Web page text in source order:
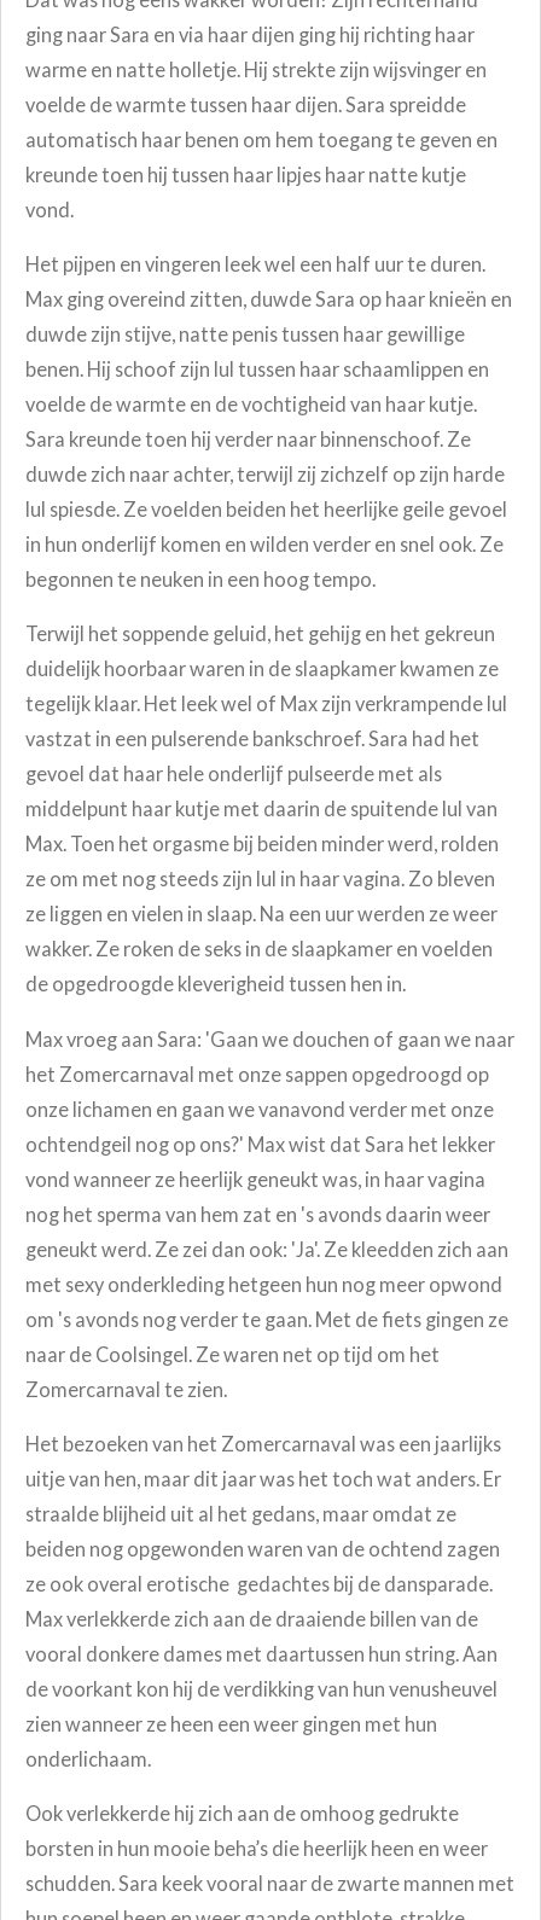
ging naar Sara en via haar dijen ging hij richting haar
warme en natte holletje. Hij strekte zijn wijsvinger en
voelde de warmte tussen haar dijen. Sara spreidde
automatisch haar benen om hem toegang te geven en
kreunde toen hij tussen haar lipjes haar natte kutje
vond.
Het pijpen en vingeren leek wel een half uur te duren.
Max ging overeind zitten, duwde Sara op haar knieën en
duwde zijn stijve, natte penis tussen haar gewillige
benen. Hij schoof zijn lul tussen haar schaamlippen en
voelde de warmte en de vochtigheid van haar kutje.
Sara kreunde toen hij verder naar binnenschoof. Ze
duwde zich naar achter, terwijl zij zichzelf op zijn harde
lul spiesde. Ze voelden beiden het heerlijke geile gevoel
in hun onderlijf komen en wilden verder en snel ook. Ze
begonnen te neuken in een hoog tempo.
Terwijl het soppende geluid, het gehijg en het gekreun
duidelijk hoorbaar waren in de slaapkamer kwamen ze
tegelijk klaar. Het leek wel of Max zijn verkrampende lul
vastzat in een pulserende bankschroef. Sara had het
gevoel dat haar hele onderlijf pulseerde met als
middelpunt haar kutje met daarin de spuitende lul van
Max. Toen het orgasme bij beiden minder werd, rolden
ze om met nog steeds zijn lul in haar vagina. Zo bleven
ze liggen en vielen in slaap. Na een uur werden ze weer
wakker. Ze roken de seks in de slaapkamer en voelden
de opgedroogde kleverigheid tussen hen in.
Max vroeg aan Sara: 'Gaan we douchen of gaan we naar
het Zomercarnaval met onze sappen opgedroogd op
onze lichamen en gaan we vanavond verder met onze
ochtendgeil nog op ons?' Max wist dat Sara het lekker
vond wanneer ze heerlijk geneukt was, in haar vagina
nog het sperma van hem zat en 's avonds daarin weer
geneukt werd. Ze zei dan ook: 'Ja'. Ze kleedden zich aan
met sexy onderkleding hetgeen hun nog meer opwond
om 's avonds nog verder te gaan. Met de fiets gingen ze
naar de Coolsingel. Ze waren net op tijd om het
Zomercarnaval te zien.
Het bezoeken van het Zomercarnaval was een jaarlijks
uitje van hen, maar dit jaar was het toch wat anders. Er
straalde blijheid uit al het gedans, maar omdat ze
beiden nog opgewonden waren van de ochtend zagen
ze ook overal erotische gedachtes bij de dansparade.
Max verlekkerde zich aan de draaiende billen van de
vooral donkere dames met daartussen hun string. Aan
de voorkant kon hij de verdikking van hun venusheuvel
zien wanneer ze heen een weer gingen met hun
onderlichaam.
Ook verlekkerde hij zich aan de omhoog gedrukte
borsten in hun mooie beha’s die heerlijk heen en weer
schudden. Sara keek vooral naar de zwarte mannen met